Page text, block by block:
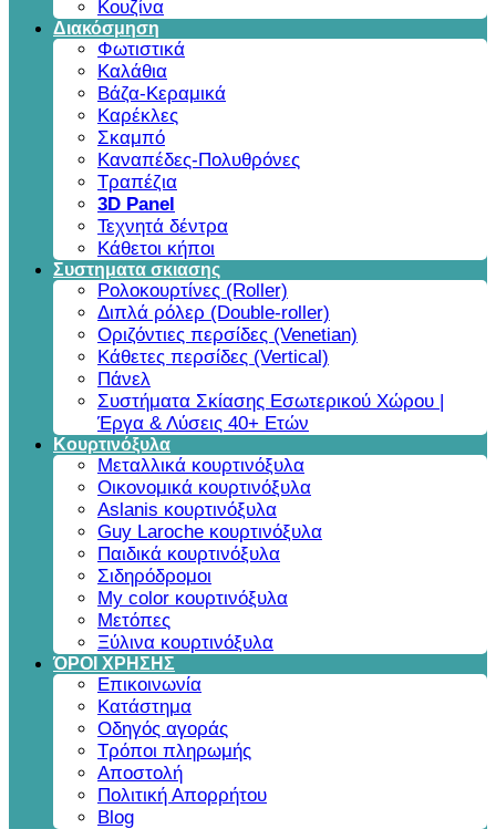
Κουζίνα
Διακόσμηση
Φωτιστικά
Καλάθια
Βάζα-Κεραμικά
Καρέκλες
Σκαμπό
Καναπέδες-Πολυθρόνες
Τραπέζια
3D Panel
Τεχνητά δέντρα
Κάθετοι κήποι
Συστηματα σκιασης
Ρολοκουρτίνες (Roller)
Διπλά ρόλερ (Double-roller)
Οριζόντιες περσίδες (Venetian)
Κάθετες περσίδες (Vertical)
Πάνελ
Συστήματα Σκίασης Εσωτερικού Χώρου |
Έργα & Λύσεις 40+ Ετών
Κουρτινόξυλα
Μεταλλικά κουρτινόξυλα
Οικονομικά κουρτινόξυλα
Aslanis κουρτινόξυλα
Guy Laroche κουρτινόξυλα
Παιδικά κουρτινόξυλα
Σιδηρόδρομοι
My color κουρτινόξυλα
Μετόπες
Ξύλινα κουρτινόξυλα
ΌΡΟΙ ΧΡΗΣΗΣ
Επικοινωνία
Κατάστημα
Οδηγός αγοράς
Τρόποι πληρωμής
Αποστολή
Πολιτική Απορρήτου
Blog